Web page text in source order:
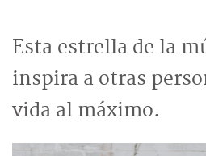
Esta estrella de la
inspira a otras
vida al máximo.